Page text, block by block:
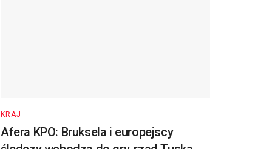
KRAJ
Afera KPO: Bruksela i europejscy